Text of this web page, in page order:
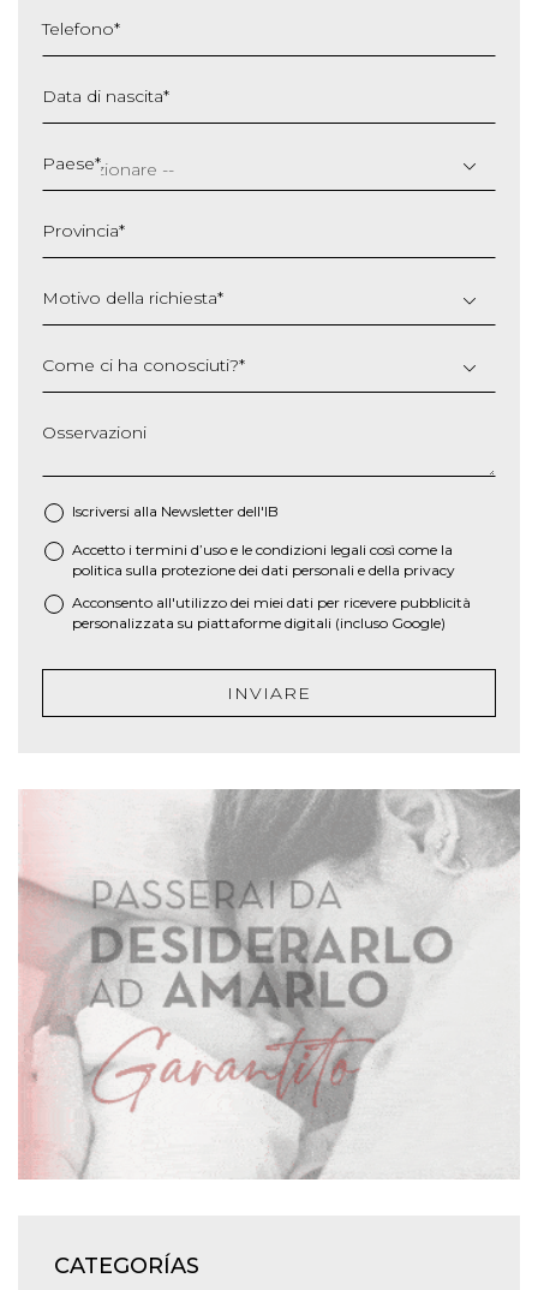
Telefono*
Data di nascita*
slash
MM
AAAA
Paese*
Provincia*
Motivo della richiesta*
Come ci ha conosciuti?*
Osservazioni
Iscriversi alla Newsletter dell'IB
* Accetto i termini d’uso e le condizioni legali così come la
politica sulla protezione dei dati personali e della privacy
Acconsento all'utilizzo dei miei dati per ricevere pubblicità
personalizzata su piattaforme digitali (incluso Google)
INVIARE
CATEGORÍAS